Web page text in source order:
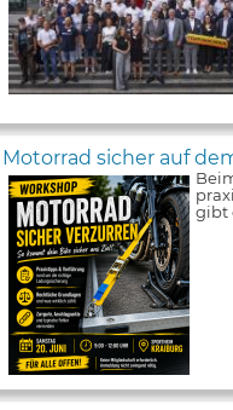
Motorrad sicher auf
gibt